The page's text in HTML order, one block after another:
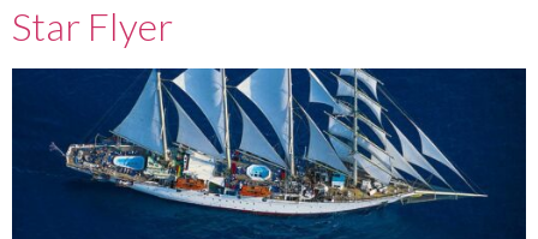
Star Flyer